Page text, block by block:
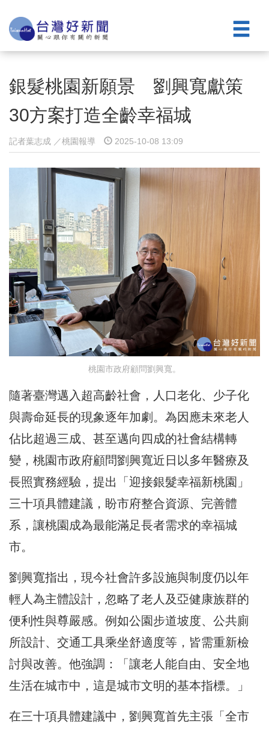
銀髮桃園新願景 劉興寬獻策
30方案打造全齡幸福城
記者葉志成 ／桃園報導 2025-10-08 13:09
桃園市政府顧問劉興寬。
隨著臺灣邁入超高齡社會，人口老化、少子化
與壽命延長的現象逐年加劇。為因應未來老人
佔比超過三成、甚至邁向四成的社會結構轉
變，桃園市政府顧問劉興寬近日以多年醫療及
長照實務經驗，提出「迎接銀髮幸福新桃園」
三十項具體建議，盼市府整合資源、完善體
系，讓桃園成為最能滿足長者需求的幸福城
市。
劉興寬指出，現今社會許多設施與制度仍以年
輕人為主體設計，忽略了老人及亞健康族群的
便利性與尊嚴感。例如公園步道坡度、公共廁
所設計、交通工具乘坐舒適度等，皆需重新檢
討與改善。他強調：「讓老人能自由、安全地
生活在城市中，這是城市文明的基本指標。」
在三十項具體建議中，劉興寬首先主張「全市